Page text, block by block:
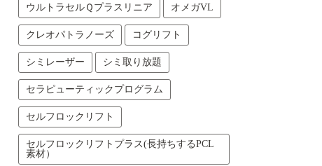
ウルトラセルＱプラスリニア オメガVL
クレオパトラノーズ コグリフト
シミレーザー シミ取り放題
セラピューティックプログラム
セルフロックリフト
セルフロックリフトプラス(長持ちするPCL
素材）